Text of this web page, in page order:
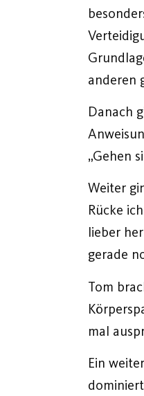
anderen
Danach
„Gehen
Weiter
Rücke
lieber
gerade
Tom
mal
Ein